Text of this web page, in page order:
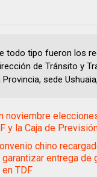
todo tipo fueron los
de Tránsito y
Provincia, sede
noviembre
y la Caja de
chino
garantizar entrega de
en TDF